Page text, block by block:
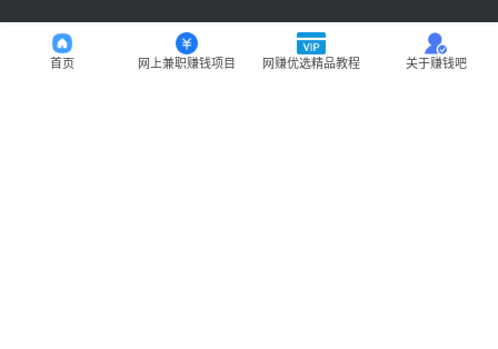
首页 网上兼职赚钱项目 网赚优选精品教程 关于赚钱吧